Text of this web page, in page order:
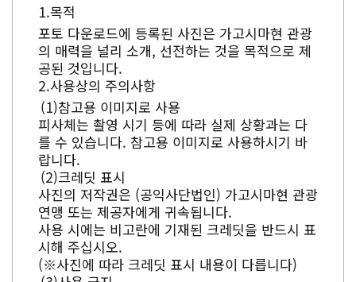
목적
포토 다운로드에 등록된 사진은 가고시마현 관광
의 매력을 널리 소개, 선전하는 것을 목적으로 제
공된 것입니다.
사용상의 주의사항
참고용 이미지로 사용
피사체는 촬영 시기 등에 따라 실제 상황과는 다
를 수 있습니다. 참고용 이미지로 사용하시기 바
랍니다.
크레딧 표시
사진의 저작권은 (공익사단법인) 가고시마현 관광
연맹 또는 제공자에게 귀속됩니다.
사용 시에는 비고란에 기재된 크레딧을 반드시 표
시해 주십시오.
(※사진에 따라 크레딧 표시 내용이 다릅니다)